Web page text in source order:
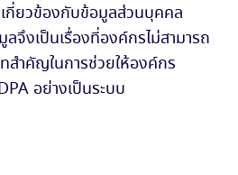
เกี่ยวข้องกับข้อมูลส่วนบุคคล
จึงเป็นเรื่องที่องค์กรไม่สามารถ
สำคัญในการช่วยให้องค์กร
อย่างเป็นระบบ